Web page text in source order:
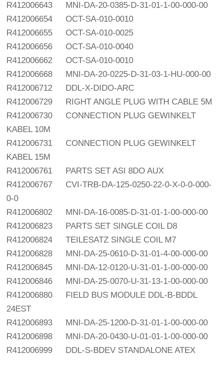
R412006643
MNI-DA-20-0385-D-31-01-1-00-000-00
R412006654
OCT-SA-010-0010
R412006655
OCT-SA-010-0025
R412006656
OCT-SA-010-0040
R412006662
OCT-SA-010-0010
R412006668
MNI-DA-20-0225-D-31-03-1-HU-000-00
R412006712
DDL-X-DIDO-ARC
R412006729
RIGHT ANGLE PLUG WITH CABLE 5M
R412006730
CONNECTION PLUG GEWINKELT
KABEL 10M
R412006731
CONNECTION PLUG GEWINKELT
KABEL 15M
R412006761
PARTS SET ASI 8DO AUX
R412006767
CVI-TRB-DA-125-0250-22-0-X-0-0-000-
0-0
R412006802
MNI-DA-16-0085-D-31-01-1-00-000-00
R412006823
PARTS SET SINGLE COIL D8
R412006824
TEILESATZ SINGLE COIL M7
R412006828
MNI-DA-25-0610-D-31-01-4-00-000-00
R412006845
MNI-DA-12-0120-U-31-01-1-00-000-00
R412006846
MNI-DA-25-0070-U-31-13-1-00-000-00
R412006880
FIELD BUS MODULE DDL-B-BDDL
24EST
R412006893
MNI-DA-25-1200-D-31-01-1-00-000-00
R412006898
MNI-DA-20-0430-U-01-01-1-00-000-00
R412006999
DDL-S-BDEV STANDALONE ATEX